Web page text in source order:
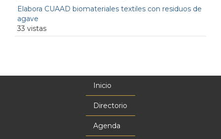
Elabora CUAAD biomateriales textiles con residuos de
agave
33 vistas
Inicio
Directorio
Agenda